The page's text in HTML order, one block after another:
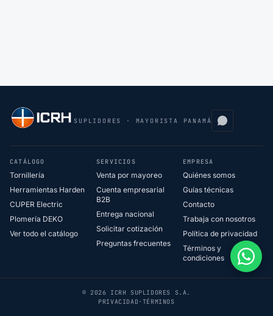
SUPLIDORES · MAYORISTA PANAMÁ
CATÁLOGO
Tornillería
Herramientas Harden
CUPER Electric
Plomería DEKO
Ver todo el catálogo
SERVICIOS
Venta por mayoreo
Cuenta empresarial
B2B
Entrega nacional
Solicitar cotización
Preguntas frecuentes
EMPRESA
Quiénes somos
Guías técnicas
Contacto
Trabaja con nosotros
Política de privacidad
Términos y
condiciones
© 2026 ICRH SUPLIDORES S.A.
PRIVACIDAD · TÉRMINOS